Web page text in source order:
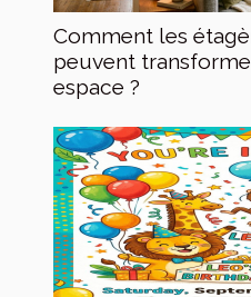
Comment les
peuvent
espace ?